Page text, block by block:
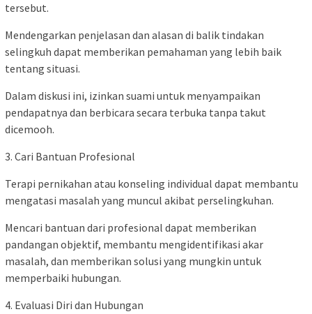
tersebut.
Mendengarkan penjelasan dan alasan di balik tindakan
selingkuh dapat memberikan pemahaman yang lebih baik
tentang situasi.
Dalam diskusi ini, izinkan suami untuk menyampaikan
pendapatnya dan berbicara secara terbuka tanpa takut
dicemooh.
3. Cari Bantuan Profesional
Terapi pernikahan atau konseling individual dapat membantu
mengatasi masalah yang muncul akibat perselingkuhan.
Mencari bantuan dari profesional dapat memberikan
pandangan objektif, membantu mengidentifikasi akar
masalah, dan memberikan solusi yang mungkin untuk
memperbaiki hubungan.
4. Evaluasi Diri dan Hubungan